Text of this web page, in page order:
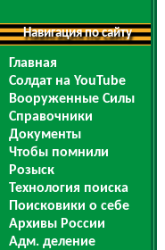
Навигация по сайту
Главная
Солдат на YouTube
Вооруженные Силы
Справочники
Документы
Чтобы помнили
Розыск
Технология поиска
Поисковики о себе
Архивы России
Адм. деление